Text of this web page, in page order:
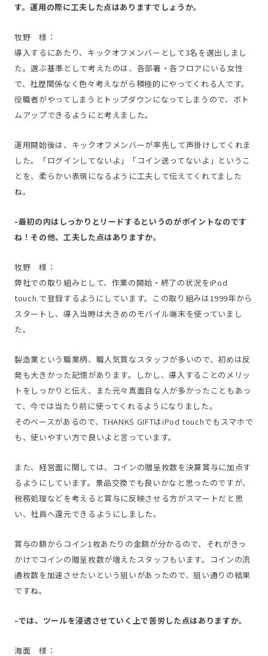
す。運用の際に工夫した点はありますでしょうか。
牧野 様：
導入するにあたり、キックオフメンバーとして3名を選出しまし
た。選ぶ基準として考えたのは、各部署・各フロアにいる女性
で、社歴関係なく色々考えながら積極的にやってくれる人です。
役職者がやってしまうとトップダウンになってしまうので、ボト
ムアップできるようにと考えました。
運用開始後は、キックオフメンバーが率先して声掛けしてくれま
した。「ログインしてないよ」「コイン送ってないよ」というこ
とを、柔らかい表現になるように工夫して伝えてくれてました
ね。
-最初の内はしっかりとリードするというのがポイントなのです
ね！その他、工夫した点はありますか。
牧野 様：
弊社での取り組みとして、作業の開始・終了の状況をiPod
touch.で登録するようにしています。この取り組みは1999年から
スタートし、導入当時は大きめのモバイル端末を使っていまし
た。
製造業という職業柄、職人気質なスタッフが多いので、初めは反
発も大きかった記憶があります。しかし、導入することのメリッ
トをしっかりと伝え、また元々真面目な人が多かったこともあっ
て、今では当たり前に使ってくれるようになりました。
そのベースがあるので、THANKS GIFTはiPod touchでもスマホで
も、使いやすい方で良いよと言っています。
また、経営面に関しては、コインの贈呈枚数を決算賞与に加点す
るようにしています。景品交換でも良いかなと思ったのですが、
税務処理などを考えると賞与に反映させる方がスマートだと思
い、社員へ還元できるようにしました。
賞与の額からコイン1枚あたりの金額が分かるので、それがきっ
かけでコインの贈呈枚数が増えたスタッフもいます。コインの流
通枚数を加速させたいという狙いがあったので、狙い通りの結果
ですね。
-では、ツールを浸透させていく上で苦労した点はありますか。
海面 様：